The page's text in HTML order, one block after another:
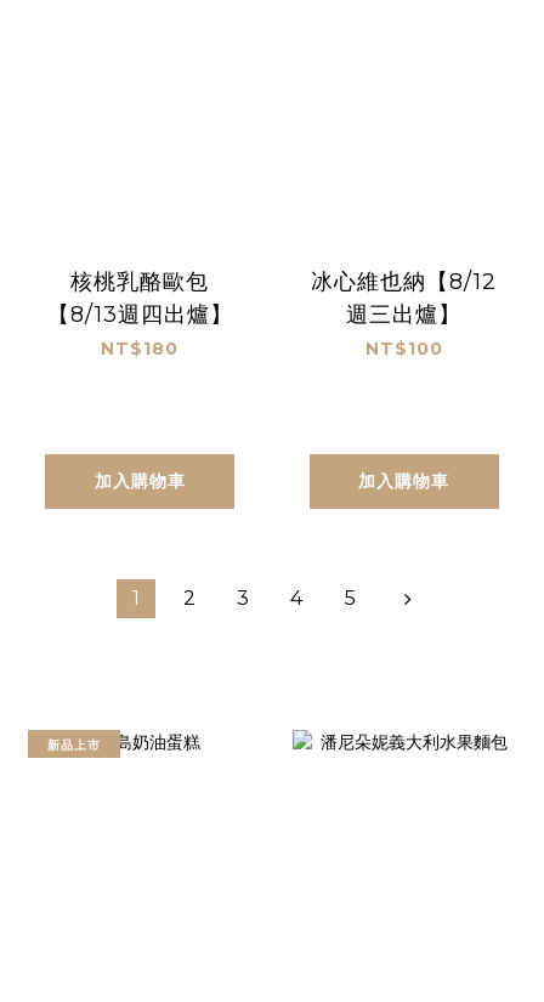
核桃乳酪歐包
【8/13週四出爐】
NT$180
加入購物車
冰心維也納【8/12
週三出爐】
NT$100
加入購物車
1 2 3 4 5
新品上市